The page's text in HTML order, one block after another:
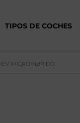
TIPOS DE COCHES
MICROHÍBRIDO